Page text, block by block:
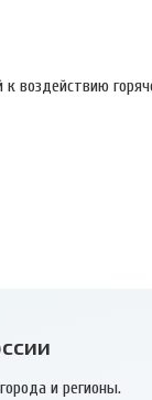
к воздействию
и регионы.